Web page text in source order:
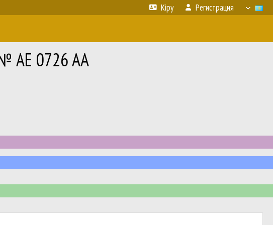
Кіру Регистрация
AE 0726 AA